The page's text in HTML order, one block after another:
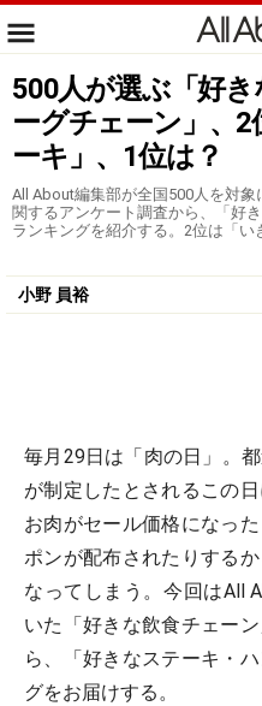
500人が選ぶ「好
ーグチェーン」、
ーキ」、1位は？
All About編集部が全国500人を対
関するアンケート調査から、「好
ランキングを紹介する。2位は「い
小野 員裕
毎月29日は「肉の日」。
が制定したとされるこの
お肉がセール価格になっ
ポンが配布されたりする
なってしまう。今回はAll
いた「好きな飲食チェー
ら、「好きなステーキ・
グをお届けする。